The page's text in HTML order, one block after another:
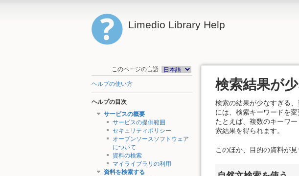
Limedio Library Help
このページの言語:
ヘルプの使い方
ヘルプの目次
サービスの概要
サービスの提供範囲
セキュリティポリシー
オープンソースソフトウェア
について
資料の検索
マイライブラリの利用
資料を検索する
検索結果が
検索の結果が少なすぎる
には、検索キーワードを変
たとえば、複数のキーワ
索結果を得られます。
このほか、目的の資料が